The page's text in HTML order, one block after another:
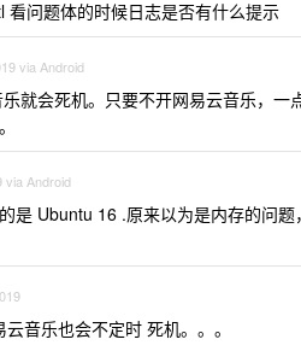
看问题体的时候日志是否有什么提示
via Android
就会死机。只要不开网易云音乐，一
via Android
是 Ubuntu 16 .原来以为是内存的问
音乐也会不定时 死机。。。